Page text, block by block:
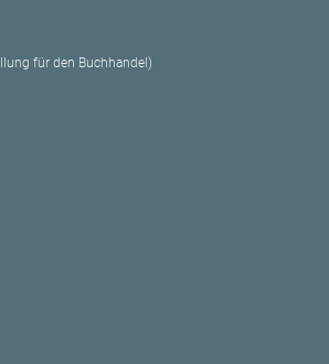
für den Buchhandel)